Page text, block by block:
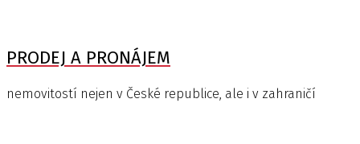
PRODEJ A PRONÁJEM
nemovitostí nejen v České republice, ale i v zahraničí